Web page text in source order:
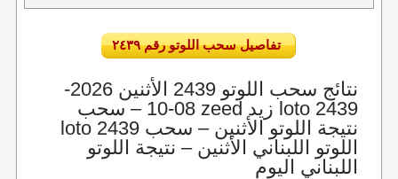
تفاصيل سحب اللوتو رقم ٢٤٣٩
نتائج سحب اللوتو 2439 الأثنين 2026-
08-10 – سحب zeed زيد loto 2439
loto 2439 نتيجة اللوتو الأثنين – سحب
اللوتو اللبناني الأثنين – نتيجة اللوتو
اللبناني اليوم